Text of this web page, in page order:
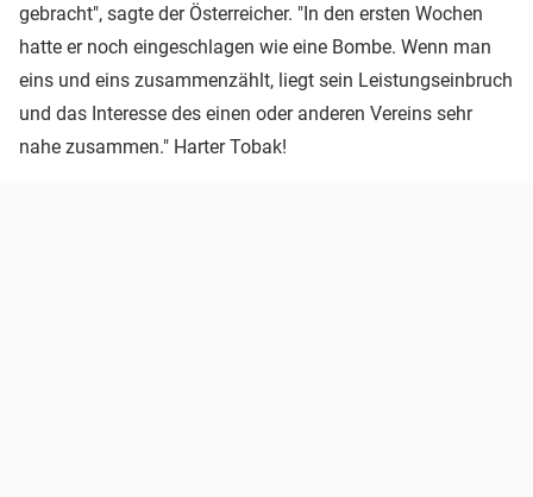
gebracht", sagte der Österreicher. "In den ersten Wochen
hatte er noch eingeschlagen wie eine Bombe. Wenn man
eins und eins zusammenzählt, liegt sein Leistungseinbruch
und das Interesse des einen oder anderen Vereins sehr
nahe zusammen." Harter Tobak!